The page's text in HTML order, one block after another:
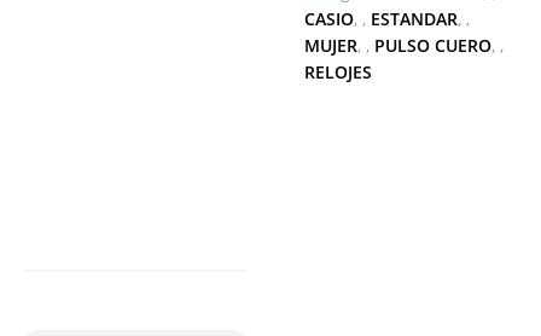
CASIO , ESTANDAR ,
MUJER , PULSO CUERO ,
RELOJES